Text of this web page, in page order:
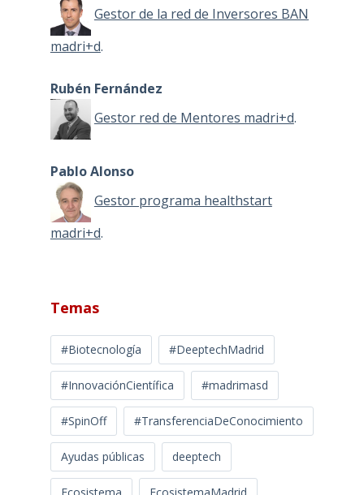
Gestor de la red de Inversores BAN
madri+d.
Rubén Fernández
Gestor red de Mentores madri+d.
Pablo Alonso
Gestor programa healthstart
madri+d.
Temas
#Biotecnología #DeeptechMadrid
#InnovaciónCientífica #madrimasd
#SpinOff #TransferenciaDeConocimiento
Ayudas públicas deeptech